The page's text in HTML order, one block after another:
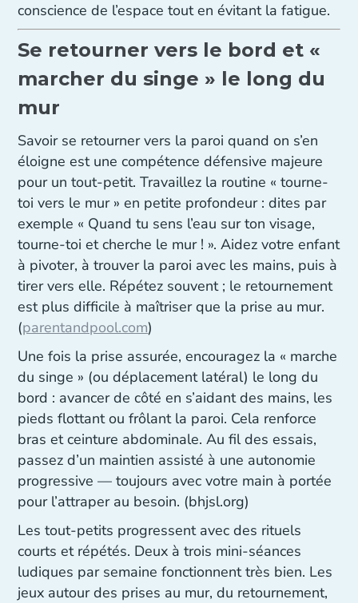
conscience de l’espace tout en évitant la fatigue.
Se retourner vers le bord et «
marcher du singe » le long du
mur
Savoir se retourner vers la paroi quand on s’en
éloigne est une compétence défensive majeure
pour un tout-petit. Travaillez la routine « tourne-
toi vers le mur » en petite profondeur : dites par
exemple « Quand tu sens l’eau sur ton visage,
tourne-toi et cherche le mur ! ». Aidez votre enfant
à pivoter, à trouver la paroi avec les mains, puis à
tirer vers elle. Répétez souvent ; le retournement
est plus difficile à maîtriser que la prise au mur.
(parentandpool.com)
Une fois la prise assurée, encouragez la « marche
du singe » (ou déplacement latéral) le long du
bord : avancer de côté en s’aidant des mains, les
pieds flottant ou frôlant la paroi. Cela renforce
bras et ceinture abdominale. Au fil des essais,
passez d’un maintien assisté à une autonomie
progressive — toujours avec votre main à portée
pour l’attraper au besoin. (bhjsl.org)
Les tout-petits progressent avec des rituels
courts et répétés. Deux à trois mini-séances
ludiques par semaine fonctionnent très bien. Les
jeux autour des prises au mur, du retournement,